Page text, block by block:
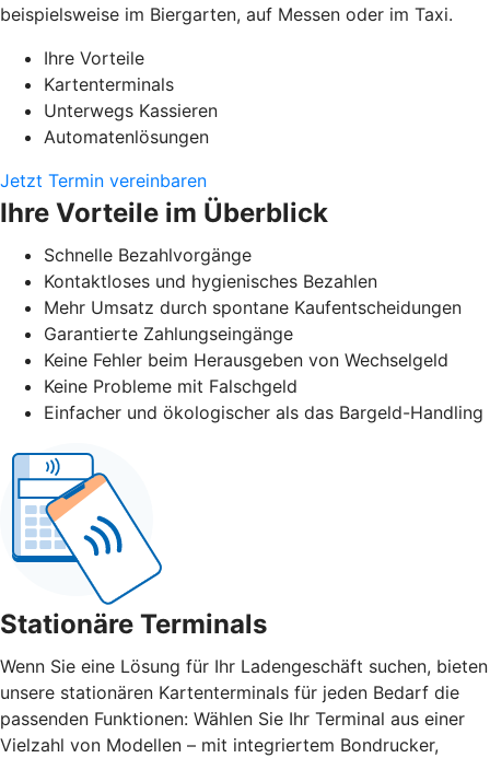
beispielsweise im Biergarten, auf Messen oder im Taxi.
Ihre Vorteile
Kartenterminals
Unterwegs Kassieren
Automatenlösungen
Jetzt Termin vereinbaren
Ihre Vorteile im Überblick
Schnelle Bezahlvorgänge
Kontaktloses und hygienisches Bezahlen
Mehr Umsatz durch spontane Kaufentscheidungen
Garantierte Zahlungseingänge
Keine Fehler beim Herausgeben von Wechselgeld
Keine Probleme mit Falschgeld
Einfacher und ökologischer als das Bargeld-Handling
Stationäre Terminals
Wenn Sie eine Lösung für Ihr Ladengeschäft suchen, bieten
unsere stationären Kartenterminals für jeden Bedarf die
passenden Funktionen: Wählen Sie Ihr Terminal aus einer
Vielzahl von Modellen – mit integriertem Bondrucker,